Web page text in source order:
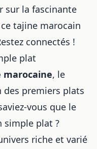
sur la fascinante
tajine marocain
connectés !
plat
marocaine, le
des premiers plats
vous que le
simple plat ?
riche et varié